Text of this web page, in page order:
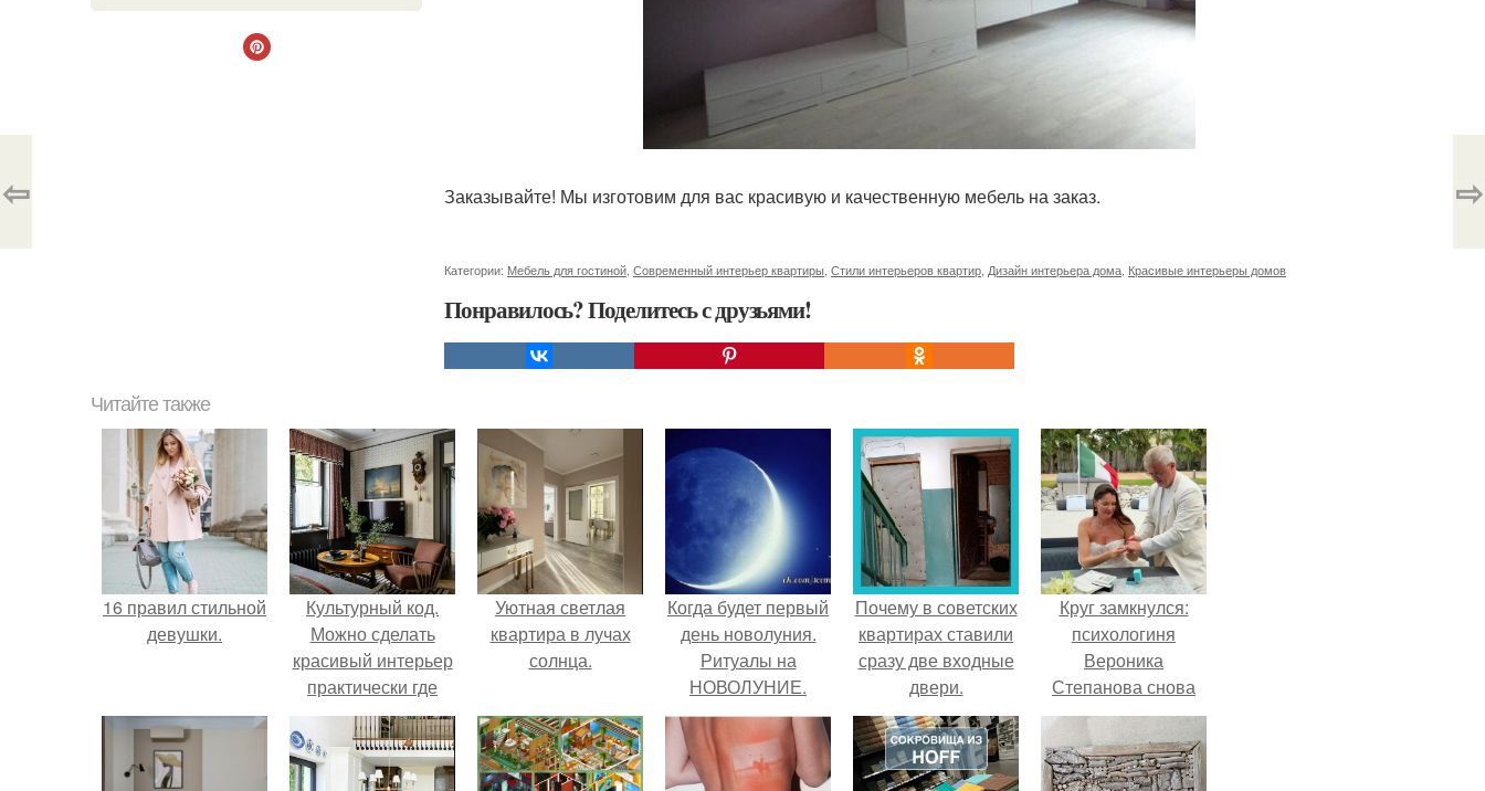
Заказывайте! Мы изготовим для вас красивую и качественную мебель на заказ.
Категории: Мебель для гостиной Современный интерьер квартиры Стили интерьеров квартир Дизайн интерьера дома Красивые интерьеры домов
Понравилось? Поделитесь с друзьями!
⇦ ⇨
Читайте также
16 правил стильной
девушки.
Культурный код.
Можно сделать
красивый интерьер
практически где
угодно.
Уютная светлая
квартира в лучах
солнца.
Когда будет первый
день новолуния.
Ритуалы на
НОВОЛУНИЕ.
Новолуние - это
первый день
лунного месяца.
Почему в советских
квартирах ставили
сразу две входные
двери.
Круг замкнулся:
психологиня
Вероника
Степанова снова
вышла замуж за
собственного
бывшего мужа.